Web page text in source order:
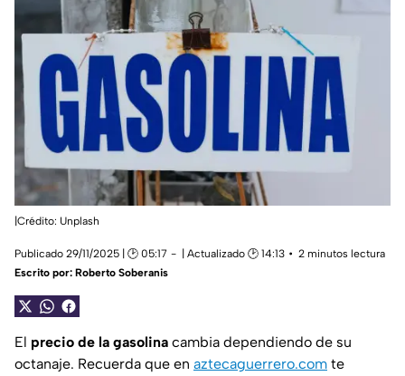
|Crédito: Unplash
Publicado 29/11/2025 | 🕑 05:17 | Actualizado 🕑 14:13
2 minutos lectura
Escrito por: Roberto Soberanis
El precio de la gasolina cambia dependiendo de su
octanaje. Recuerda que en aztecaguerrero.com te